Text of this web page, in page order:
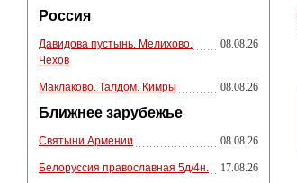
Россия
Давидова пустынь. Мелихово.
Чехов
08.08.26
Маклаково. Талдом. Кимры 08.08.26
Ближнее зарубежье
Святыни Армении 08.08.26
Белоруссия православная 5д/4н. 17.08.26